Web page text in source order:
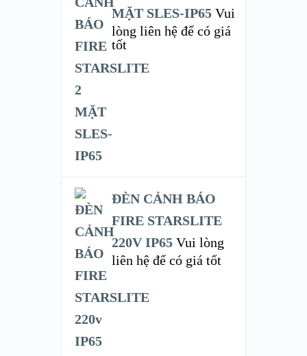
MẶT SLES-IP65 Vui
lòng liên hệ để có giá
tốt
ĐÈN CẢNH BÁO
FIRE STARSLITE
220V IP65 Vui lòng
liên hệ để có giá tốt